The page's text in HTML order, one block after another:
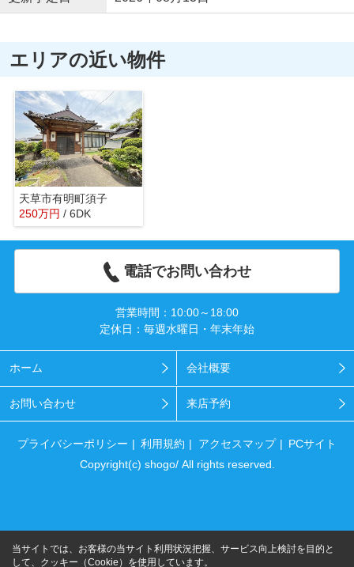
エリアの近い物件
天草市有明町須子
250万円 / 6DK
電話でお問い合わせ
営業時間：10:00～18:00
定休日：毎週水曜日・年末年始
ホーム 会社概要
お問い合わせ 来店予約
プライバシーポリシー 利用規約 アクセスマップ
PCサイト
Copyright(c) shogo/ All rights reserved.
当サイトでは、お客様の当サイト利用状況把握、サービス向上検討を目的と
して、クッキー（Cookie）を使用しています。